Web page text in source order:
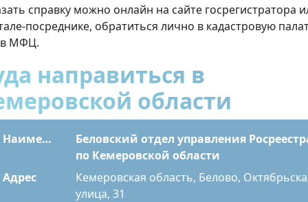
справку можно онлайн на сайте госрегистратора
посреднике, обратиться лично в кадастровую
МФЦ.
направиться в
области
Наименование
Беловский отдел управления
по Кемеровской области
Адрес
Кемеровская область, Белово,
улица, 31